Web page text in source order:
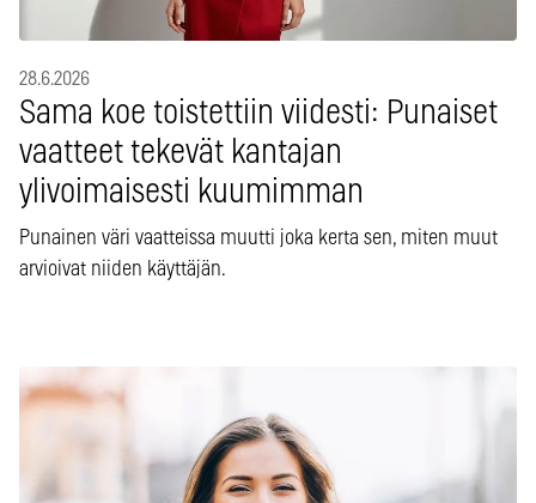
28.6.2026
Sama koe toistettiin viidesti: Punaiset
vaatteet tekevät kantajan
ylivoimaisesti kuumimman
Punainen väri vaatteissa muutti joka kerta sen, miten muut
arvioivat niiden käyttäjän.